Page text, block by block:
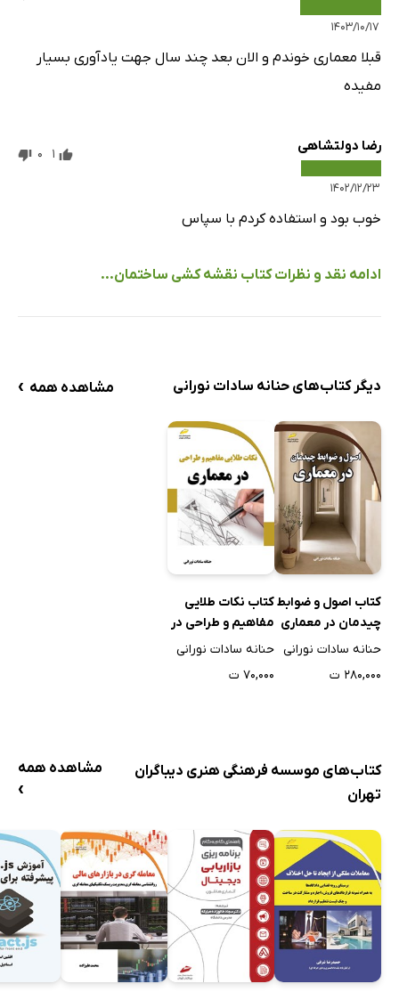
۱۴۰۳/۱۰/۱۷
قبلا معماری خوندم و الان بعد چند سال جهت یادآوری بسیار
مفیده
رضا دولتشاهی
۱۴۰۲/۱۲/۲۳
1
0
خوب بود و استفاده کردم با سپاس
ادامه نقد و نظرات کتاب نقشه کشی ساختمان...
دیگر کتاب‌های حنانه سادات نورانی مشاهده همه ›
کتاب اصول و ضوابط
چیدمان در معماری
حنانه سادات نورانی
۲۸۰,۰۰۰ ت
کتاب نکات طلایی
مفاهیم و طراحی در
معماری
حنانه سادات نورانی
۷۰,۰۰۰ ت
کتاب‌های موسسه فرهنگی هنری دیباگران
تهران
مشاهده همه
›